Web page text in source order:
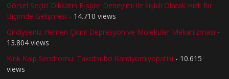
Görsel Seçici Dikkatin E-spor Deneyimi ile İlişkili Olarak Hızlı Bir
Biçimde Gelişmesi - 14.710 views
Girdiyseniz Hemen Çıkın! Depresyon ve Moleküler Mekanizması -
13.804 views
Kırık Kalp Sendromu: Takotsubo Kardiyomiyopatisi - 10.615
views